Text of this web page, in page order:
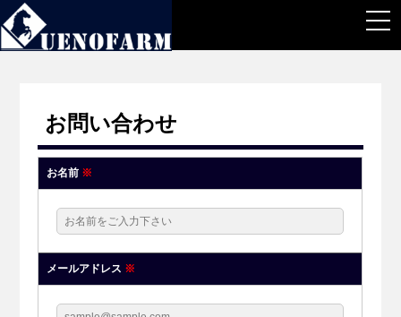
お問い合わせ
お名前 ※
メールアドレス ※